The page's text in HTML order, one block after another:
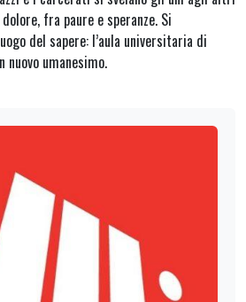
fra paure e speranze. Si
del sapere: l’aula universitaria di
nuovo umanesimo.